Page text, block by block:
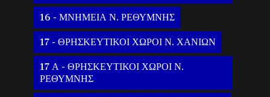
16 - ΜΝΗΜΕΙΑ Ν. ΡΕΘΥΜΝΗΣ
17 - ΘΡΗΣΚΕΥΤΙΚΟΙ ΧΩΡΟΙ Ν. ΧΑΝΙΩΝ
17 Α - ΘΡΗΣΚΕΥΤΙΚΟΙ ΧΩΡΟΙ Ν.
ΡΕΘΥΜΝΗΣ